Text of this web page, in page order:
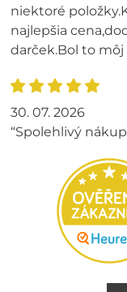
niektoré
najlepšia
darček.Bol to môj
30. 07. 2026
“Spolehlivý